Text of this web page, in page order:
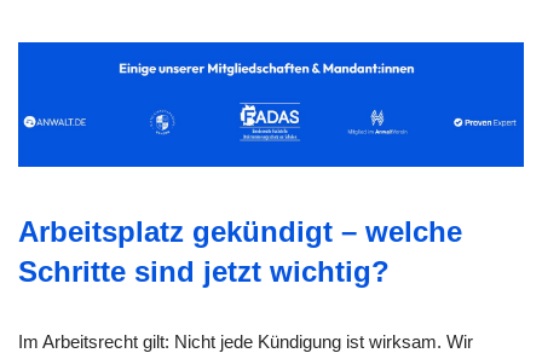
Arbeitsplatz gekündigt – welche
Schritte sind jetzt wichtig?
Im Arbeitsrecht gilt: Nicht jede Kündigung ist wirksam. Wir